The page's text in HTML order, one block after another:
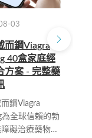
03
而鋼Viagra
40盒家庭經
方案 - 完整藥
鋼Viagra
為全球信賴的勃
礙治療藥物，